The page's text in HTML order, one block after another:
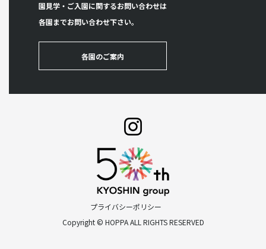
園見学・ご入園に関するお問い合わせは
各園までお問い合わせ下さい。
各園のご案内
プライバシーポリシー
Copyright © HOPPA ALL RIGHTS RESERVED